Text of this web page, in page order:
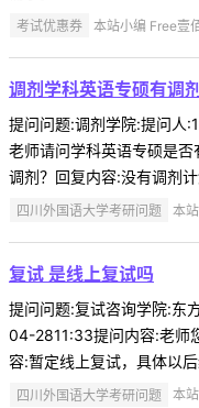
考试优惠券 本站小编 Free壹
调剂学科英语专硕有调
提问问题:调剂学院:提问
老师请问学科英语专硕是
调剂？回复内容:没有调剂
四川外国语大学考研问题 本
复试 是线上复试吗
提问问题:复试咨询学院:东
04-2811:33提问内容:老师
容:暂定线上复试，具体以
四川外国语大学考研问题 本